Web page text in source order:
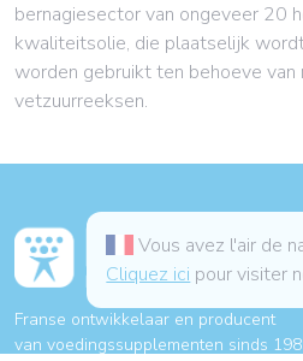
bernagiesector van ongeveer 20
kwaliteitsolie, die plaatselijk
worden gebruikt ten behoeve
vetzuurreeksen.
Vous avez l'air de
Cliquez ici pour visiter
Franse ontwikkelaar en producent
van voedingssupplementen sinds